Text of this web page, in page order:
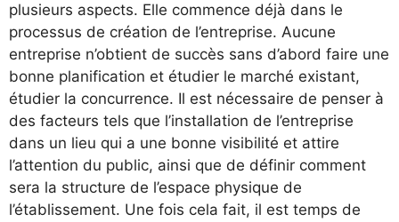
plusieurs aspects. Elle commence déjà dans le
processus de création de l’entreprise. Aucune
entreprise n’obtient de succès sans d’abord faire une
bonne planification et étudier le marché existant,
étudier la concurrence. Il est nécessaire de penser à
des facteurs tels que l’installation de l’entreprise
dans un lieu qui a une bonne visibilité et attire
l’attention du public, ainsi que de définir comment
sera la structure de l’espace physique de
l’établissement. Une fois cela fait, il est temps de